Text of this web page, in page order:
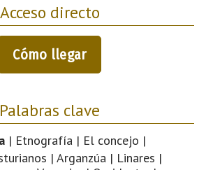
Acceso directo
Cómo llegar
Palabras clave
| Etnografía | El concejo |
| Arganzúa | Linares |